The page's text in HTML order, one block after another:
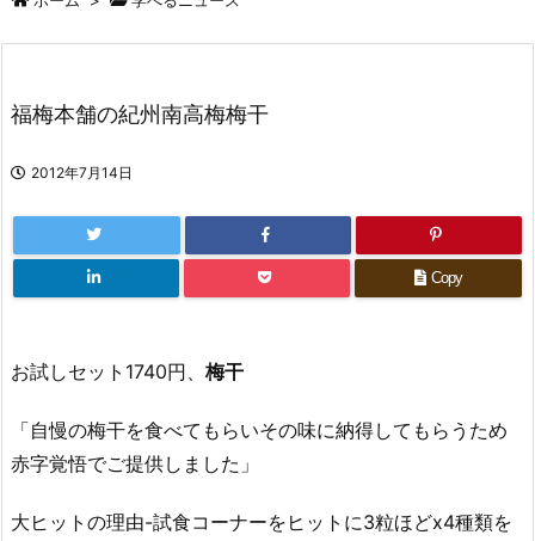
福梅本舗の紀州南高梅梅干
2012年7月14日
Copy
お試しセット1740円、 梅干
「自慢の梅干を食べてもらいその味に納得してもらうため
赤字覚悟でご提供しました」
大ヒットの理由-試食コーナーをヒットに3粒ほどx4種類を